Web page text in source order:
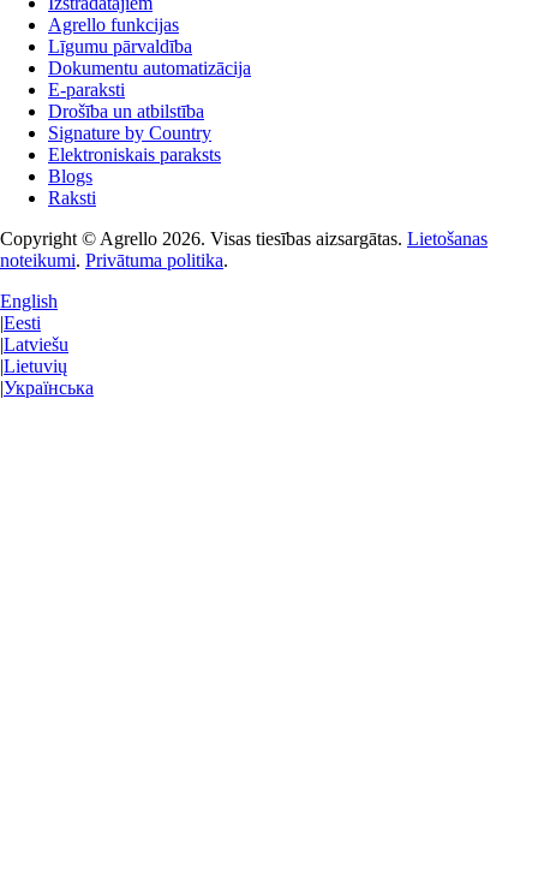
Agrello funkcijas
Līgumu pārvaldība
Dokumentu automatizācija
E-paraksti
Drošība un atbilstība
Signature by Country
Elektroniskais paraksts
Blogs
Raksti
Copyright © Agrello 2026. Visas tiesības aizsargātas. Lietošanas
noteikumi. Privātuma politika.
English
|Eesti
|Latviešu
|Lietuvių
|Українська